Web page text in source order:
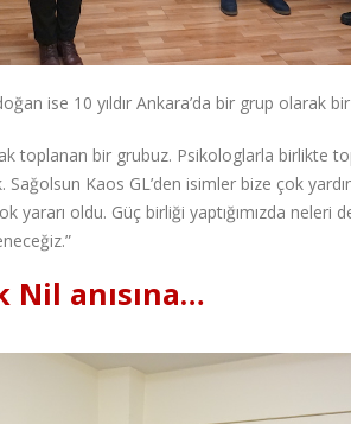
ise 10 yıldır Ankara’da bir grup olarak
toplanan bir grubuz. Psikologlarla birlikte
Kaos GL’den isimler bize çok
yararı oldu. Güç birliği yaptığımızda
Nil anısına…